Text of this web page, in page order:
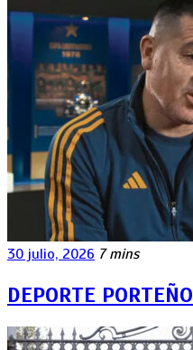
30 julio, 2026 7 mins
DEPORTE PORTEÑO